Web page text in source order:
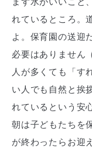
れているところ。
よ。保育園の送迎
必要はありません
人が多くても「す
い人でも自然と挨
れているという安
朝は子どもたちを
が終わったらお迎